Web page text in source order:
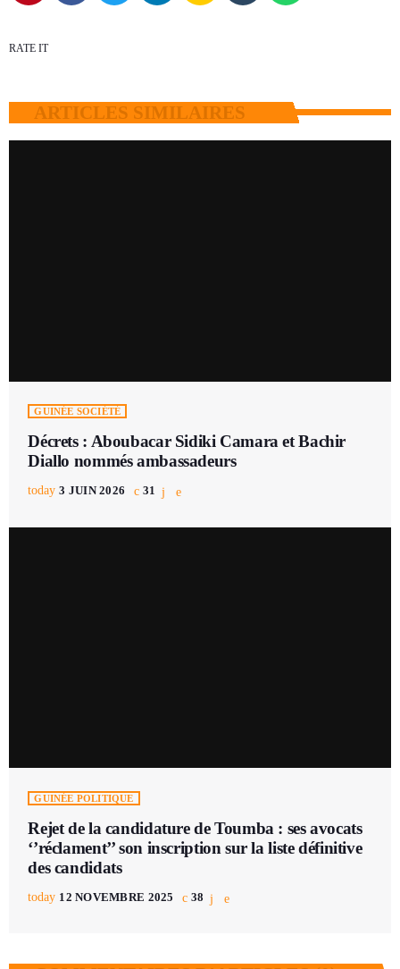
RATE IT
ARTICLES SIMILAIRES
GUINÉE SOCIÉTÉ
Décrets : Aboubacar Sidiki Camara et Bachir
Diallo nommés ambassadeurs
today 3 JUIN 2026 31
GUINÉE POLITIQUE
Rejet de la candidature de Toumba : ses avocats
‘’réclament’’ son inscription sur la liste définitive
des candidats
today 12 NOVEMBRE 2025 38